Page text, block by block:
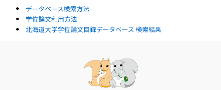
データベース検索方法
学位論文利用方法
北海道大学学位論文目録データベース 検索結果